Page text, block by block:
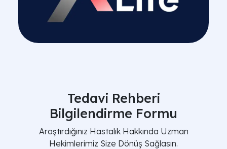
Tedavi Rehberi
Bilgilendirme Formu
Araştırdığınız Hastalık Hakkında Uzman
Hekimlerimiz Size Dönüş Sağlasın.